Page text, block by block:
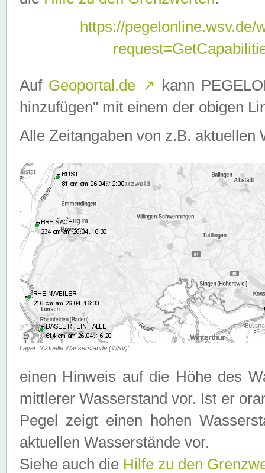
https://
Auf Geoportal.de ↗ kann
hinzufügen" mit einem der obigen
Alle Zeitangaben von z.B. aktuellen
Layer: 'Aktuelle Wasserstände (WSV)'
einen Hinweis auf die Höhe des
mittlerer Wasserstand vor. Ist er
Pegel zeigt einen hohen
aktuellen Wasserstände vor.
Siehe auch die Hilfe zu den